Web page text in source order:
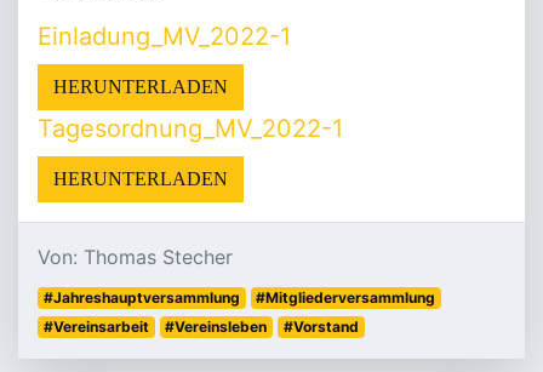
Einladung_MV_2022-1
HERUNTERLADEN
Tagesordnung_MV_2022-1
HERUNTERLADEN
Von: Thomas Stecher
#Jahreshauptversammlung
#Mitgliederversammlung
#Vereinsarbeit
#Vereinsleben #Vorstand